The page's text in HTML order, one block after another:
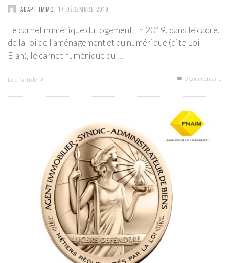
ADAPT IMMO 17 DÉCEMBRE 2019
Le carnet numérique du logement En 2019, dans le cadre,
de la loi de l’aménagement et du numérique (dite Loi
Elan), le carnet numérique du …
Lire l'article 0 Commentaire